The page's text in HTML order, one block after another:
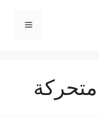
القائمة